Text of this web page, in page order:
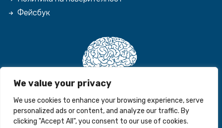
We value your privacy
We use cookies to enhance your browsing experience, serve
personalized ads or content, and analyze our traffic. By
clicking "Accept All", you consent to our use of cookies.
Фейсбук